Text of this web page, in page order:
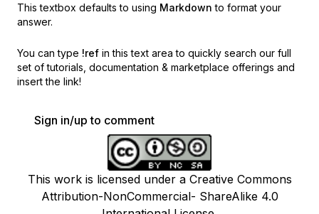
This textbox defaults to using Markdown to format your
answer.
You can type !ref in this text area to quickly search our full
set of tutorials, documentation & marketplace offerings and
insert the link!
Sign in/up to comment
This work is licensed under a Creative Commons
Attribution-NonCommercial- ShareAlike 4.0